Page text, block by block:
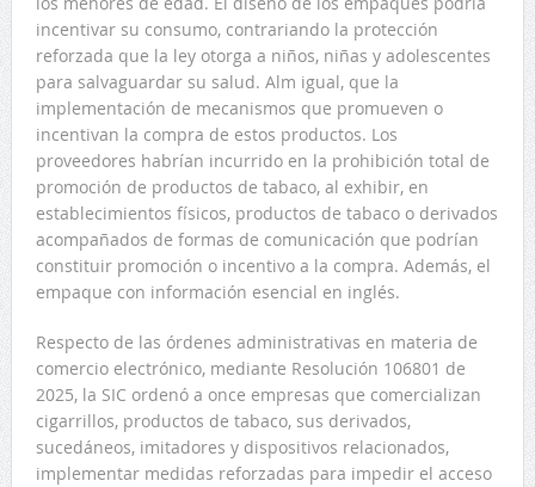
incentivar su consumo, contrariando la protección
reforzada que la ley otorga a niños, niñas y adolescentes
para salvaguardar su salud. Alm igual, que la
implementación de mecanismos que promueven o
incentivan la compra de estos productos. Los
proveedores habrían incurrido en la prohibición total de
promoción de productos de tabaco, al exhibir, en
establecimientos físicos, productos de tabaco o derivados
acompañados de formas de comunicación que podrían
constituir promoción o incentivo a la compra. Además, el
empaque con información esencial en inglés.
Respecto de las órdenes administrativas en materia de
comercio electrónico, mediante Resolución 106801 de
2025, la SIC ordenó a once empresas que comercializan
cigarrillos, productos de tabaco, sus derivados,
sucedáneos, imitadores y dispositivos relacionados,
implementar medidas reforzadas para impedir el acceso